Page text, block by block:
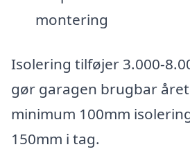
montering
Isolering tilføjer 3.000-
gør garagen brugbar
minimum 100mm
150mm i tag.